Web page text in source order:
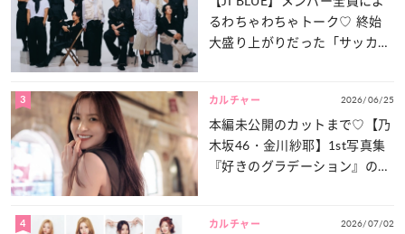
るわちゃわちゃトーク♡ 終始
大盛り上がりだった「サッカー
3 カルチャー 2026/06/25
本編未公開のカットまで♡【乃
木坂46・金川紗耶】1st写真集
『好きのグラデーション』の魅
4 カルチャー 2026/07/02